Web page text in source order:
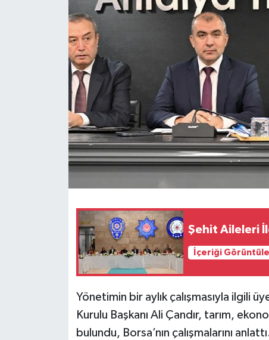
Şehit Aileleri
İçeriği Görüntüle
Yönetimin bir aylık çalışmasıyla ilgili
Kurulu Başkanı Ali Çandır, tarım,
bulundu, Borsa’nın çalışmalarını
Haberler
KANALV Spor
Kültür Sanat
Magazin
Öğle Bülteni
Sosyal medya
Teknoloji